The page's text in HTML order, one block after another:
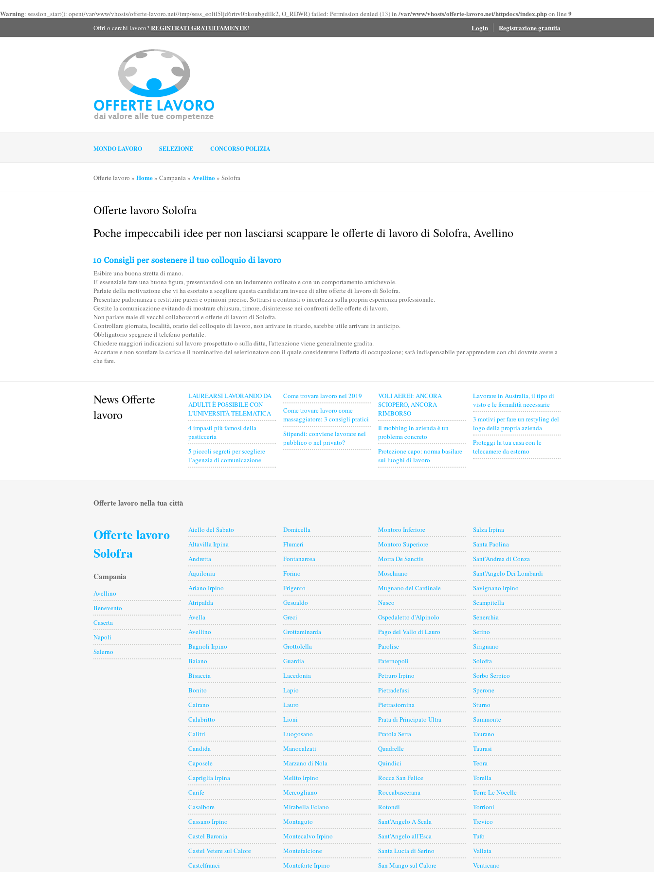
Warning: session_start(): open(/var/www/vhosts/offerte-lavoro.net//tmp/sess_eoltl5ljd6rtrv0bkoubgdilk2, O_RDWR) failed: Permission denied (13) in /var/www/vhosts/offerte-lavoro.net/httpdocs/index.phpon line 9
Offri o cerchi lavoro?REGISTRATI GRATUITAMENTE! Login Registrazione gratuita
MONDO LAVORO SELEZIONE CONCORSO POLIZIA
Offerte lavoro » Home» Campania» Avellino» Solofra
Offerte lavoro Solofra
Poche impeccabili idee per non lasciarsi scappare le offerte di lavoro di Solofra, Avellino
Esibire una buona stretta di mano.
E' essenziale fare una buona figura, presentandosi con un indumento ordinato e con un comportamento amichevole.
Parlate della motivazione che vi ha esortato a scegliere questa candidatura invece di altre offerte di lavoro di Solofra.
Presentare padronanza e restituire pareri e opinioni precise. Sottrarsi a contrasti o incertezza sulla propria esperienza professionale.
Gestite la comunicazione evitando di mostrare chiusura, timore, disinteresse nei confronti delle offerte di lavoro.
Non parlare male di vecchi collaboratori e offerte di lavoro di Solofra.
Controllare giornata, località, orario del colloquio di lavoro, non arrivare in ritardo, sarebbe utile arrivare in anticipo.
Obbligatorio spegnere il telefono portatile.
Chiedere maggiori indicazioni sul lavoro prospettato o sulla ditta, l'attenzione viene generalmente gradita.
Accertare e non scordare la carica e il nominativo del selezionatore con il quale considererete l'offerta di occupazione; sarà indispensabile per apprendere con chi dovrete avere a
che fare.
News Offerte
lavoro
LAUREARSI LAVORANDO DA
ADULTI È POSSIBILE CON
L’UNIVERSITÀ TELEMATICA
4 impasti più famosi della
pasticceria
5 piccoli segreti per scegliere
l’agenzia di comunicazione
Come trovare lavoro nel 2019
Come trovare lavoro come
massaggiatore: 3 consigli pratici
Stipendi: conviene lavorare nel
pubblico o nel privato?
VOLI AEREI: ANCORA
SCIOPERO, ANCORA
RIMBORSO
Il mobbing in azienda è un
problema concreto
Protezione capo: norma basilare
sui luoghi di lavoro
Lavorare in Australia, il tipo di
visto e le formalità necessarie
3 motivi per fare un restyling del
logo della propria azienda
Proteggi la tua casa con le
telecamere da esterno
Offerte lavoro nella tua città
Offerte lavoro
Solofra
Campania
Avellino
Benevento
Caserta
Napoli
Salerno
Aiello del Sabato
Altavilla Irpina
Andretta
Aquilonia
Ariano Irpino
Atripalda
Avella
Avellino
Bagnoli Irpino
Baiano
Bisaccia
Bonito
Cairano
Calabritto
Calitri
Candida
Caposele
Capriglia Irpina
Carife
Casalbore
Cassano Irpino
Castel Baronia
Castel Vetere sul Calore
Castelfranci
Domicella
Flumeri
Fontanarosa
Forino
Frigento
Gesualdo
Greci
Grottaminarda
Grottolella
Guardia
Lacedonia
Lapio
Lauro
Lioni
Luogosano
Manocalzati
Marzano di Nola
Melito Irpino
Mercogliano
Mirabella Eclano
Montaguto
Montecalvo Irpino
Montefalcione
Monteforte Irpino
Montoro Inferiore
Montoro Superiore
Morra De Sanctis
Moschiano
Mugnano del Cardinale
Nusco
Ospedaletto d'Alpinolo
Pago del Vallo di Lauro
Parolise
Paternopoli
Petruro Irpino
Pietradefusi
Pietrastornina
Prata di Principato Ultra
Pratola Serra
Quadrelle
Quindici
Rocca San Felice
Roccabascerana
Rotondi
Sant'Angelo A Scala
Sant'Angelo all'Esca
Santa Lucia di Serino
San Mango sul Calore
Salza Irpina
Santa Paolina
Sant'Andrea di Conza
Sant'Angelo Dei Lombardi
Savignano Irpino
Scampitella
Senerchia
Serino
Sirignano
Solofra
Sorbo Serpico
Sperone
Sturno
Summonte
Taurano
Taurasi
Teora
Torella
Torre Le Nocelle
Torrioni
Trevico
Tufo
Vallata
Venticano